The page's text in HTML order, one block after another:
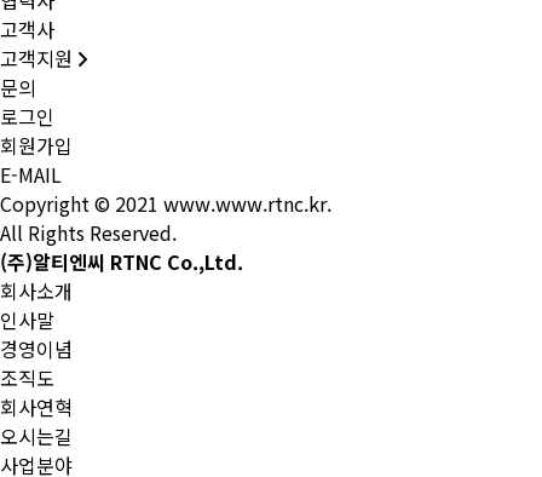
고객사
고객지원
문의
로그인
회원가입
E-MAIL
Copyright © 2021 www.www.rtnc.kr.
All Rights Reserved.
(주)알티엔씨 RTNC Co.,Ltd.
회사소개
인사말
경영이념
조직도
회사연혁
오시는길
사업분야